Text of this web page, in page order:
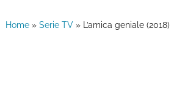
Home» Serie TV» L’amica geniale (2018)